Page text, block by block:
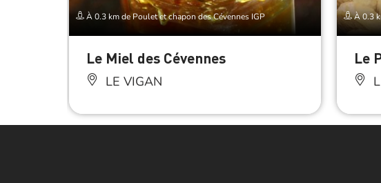
À 0.3 km de Poulet et chapon des Cévennes IGP
Le Miel des Cévennes
LE VIGAN
À 0.3
Le